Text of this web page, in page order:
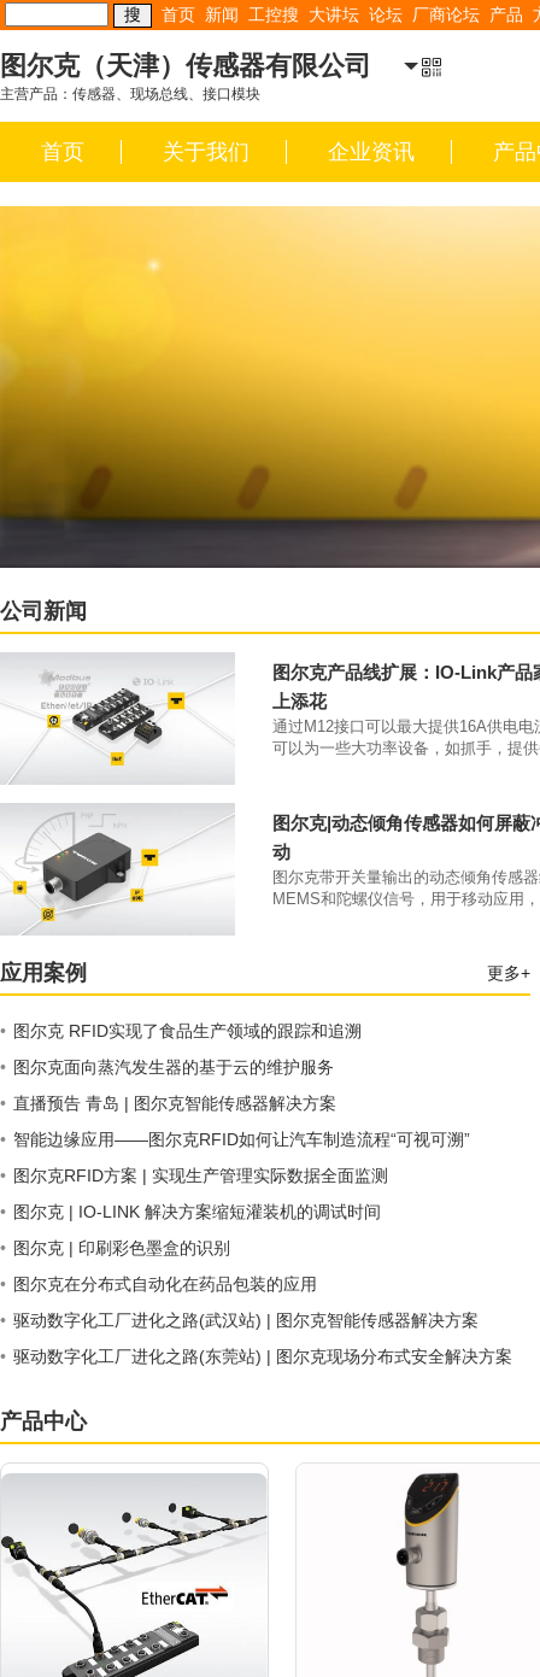
首页 新闻 工控搜 大讲坛 论坛 厂商论坛 产品
图尔克（天津）传感器有限公司
主营产品：传感器、现场总线、接口模块
首页 关于我们 企业资讯 产
公司新闻
图尔克产品线扩展：IO-Link产品
上添花
通过M12接口可以最大提供16A供电电
可以为一些大功率设备，如抓手，提
本体上。
图尔克|动态倾角传感器如何屏蔽
动
图尔克带开关量输出的动态倾角传感
MEMS和陀螺仪信号，用于移动应用
应用案例 更多+
• 图尔克 RFID实现了食品生产领域的跟踪和追溯
• 图尔克面向蒸汽发生器的基于云的维护服务
• 直播预告 青岛 | 图尔克智能传感器解决方案
• 智能边缘应用——图尔克RFID如何让汽车制造流程“可视可溯”
• 图尔克RFID方案 | 实现生产管理实际数据全面监测
• 图尔克 | IO-LINK 解决方案缩短灌装机的调试时间
• 图尔克 | 印刷彩色墨盒的识别
• 图尔克在分布式自动化在药品包装的应用
• 驱动数字化工厂进化之路(武汉站) | 图尔克智能传感器解决方案
• 驱动数字化工厂进化之路(东莞站) | 图尔克现场分布式安全解决方案
产品中心